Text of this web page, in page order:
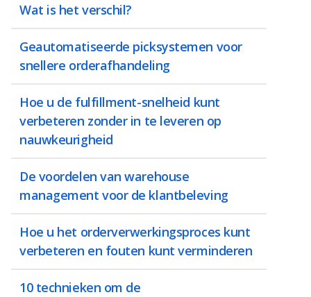
Wat is het verschil?
Geautomatiseerde picksystemen voor
snellere orderafhandeling
Hoe u de fulfillment-snelheid kunt
verbeteren zonder in te leveren op
nauwkeurigheid
De voordelen van warehouse
management voor de klantbeleving
Hoe u het orderverwerkingsproces kunt
verbeteren en fouten kunt verminderen
10 technieken om de